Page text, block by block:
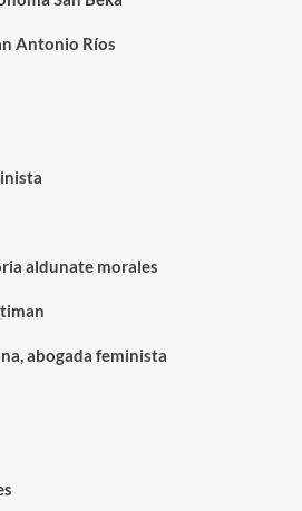
Antonio Ríos
aldunate morales
abogada feminista